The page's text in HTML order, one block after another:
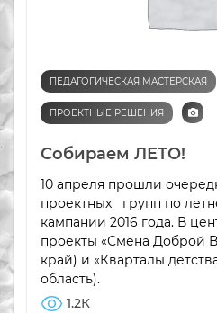
ПЕДАГОГИЧЕСКАЯ МАСТЕРСКАЯ
ПРОЕКТНЫЕ РЕШЕНИЯ
Собираем ЛЕТО!
10 апреля прошли
проектных групп по
кампании 2016 года. В
проекты «Смена Доброй
край) и «Кварталы
область).
1.2К